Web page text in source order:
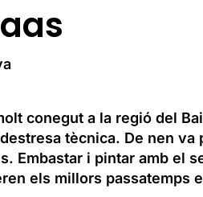
conegut a la regió del
tècnica. De nen va
Embastar i pintar amb el
els millors passatemps